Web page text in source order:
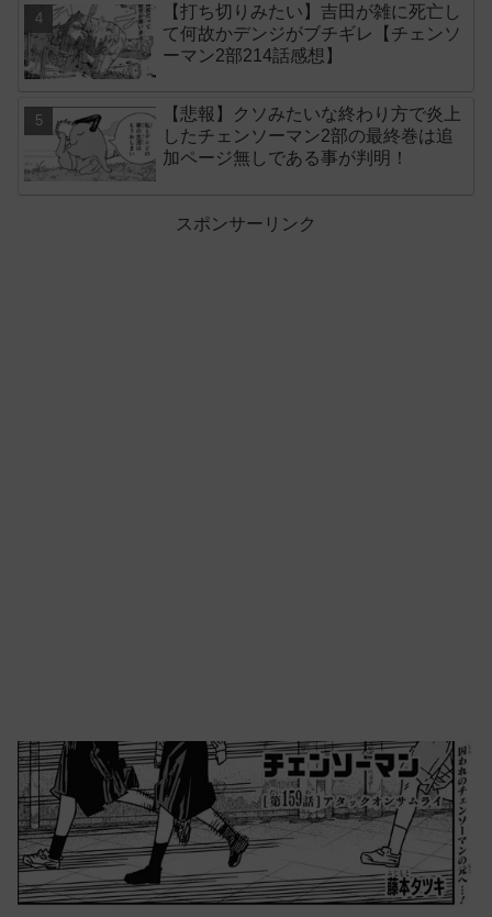
【打ち切りみたい】吉田が雑に死亡し
て何故かデンジがブチギレ【チェンソ
ーマン2部214話感想】
【悲報】クソみたいな終わり方で炎上
したチェンソーマン2部の最終巻は追
加ページ無しである事が判明！
スポンサーリンク